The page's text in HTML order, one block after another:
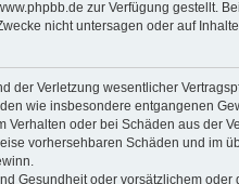
zur Verfügung gestellt.
nicht untersagen oder auf
der Verletzung wesentlicher
wie insbesondere entgangenen
oder bei Schäden aus der
vorhersehbaren Schäden und im
Gesundheit oder vorsätzlichem